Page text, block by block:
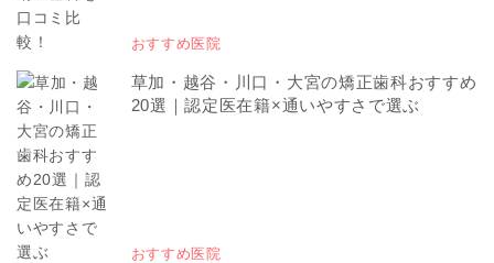
おすすめ医院
草加・越谷・川口・大宮の矯正歯科おすすめ
20選｜認定医在籍×通いやすさで選ぶ
おすすめ医院